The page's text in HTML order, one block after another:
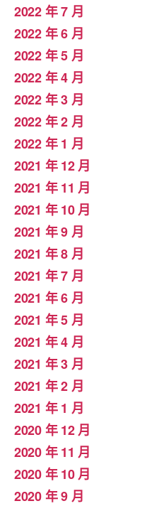
2022 年 7 月
2022 年 6 月
2022 年 5 月
2022 年 4 月
2022 年 3 月
2022 年 2 月
2022 年 1 月
2021 年 12 月
2021 年 11 月
2021 年 10 月
2021 年 9 月
2021 年 8 月
2021 年 7 月
2021 年 6 月
2021 年 5 月
2021 年 4 月
2021 年 3 月
2021 年 2 月
2021 年 1 月
2020 年 12 月
2020 年 11 月
2020 年 10 月
2020 年 9 月